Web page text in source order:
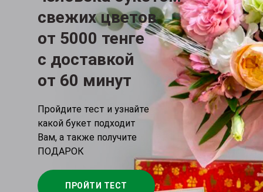
ПРОЙТИ ТЕСТ
Пройдите тест и узнайте
какой букет подходит
Вам, а также получите
ПОДАРОК
свежих цветов
от 5000 тенге
c доставкой
от 60 минут